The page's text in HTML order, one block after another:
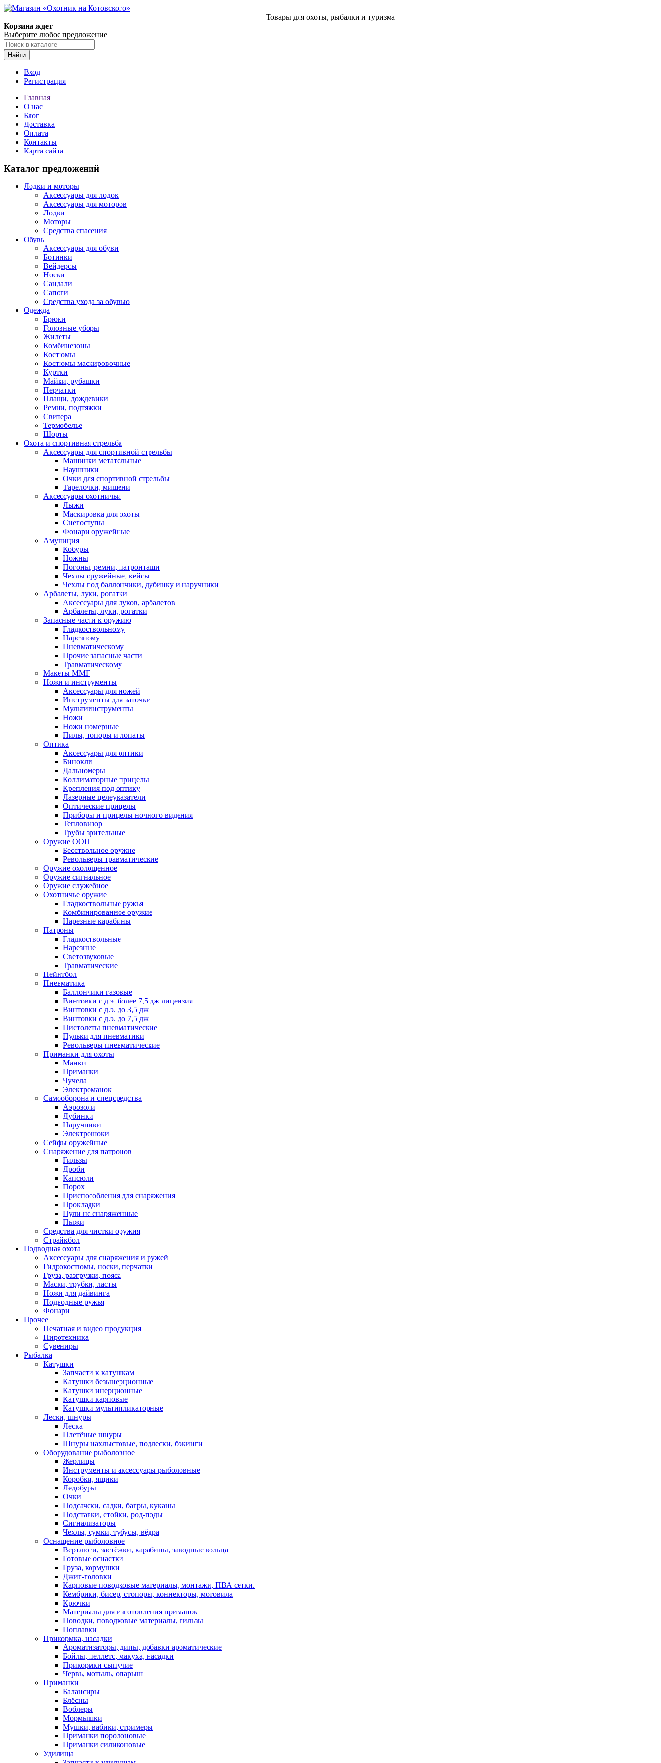
Товары для охоты, рыбалки и туризма
Корзина ждет
Выберите любое предложение
Найти
Вход
Регистрация
Главная
О нас
Блог
Доставка
Оплата
Контакты
Карта сайта
Каталог предложений
Лодки и моторы
Аксессуары для лодок
Аксессуары для моторов
Лодки
Моторы
Средства спасения
Обувь
Аксессуары для обуви
Ботинки
Вейдерсы
Носки
Сандали
Сапоги
Средства ухода за обувью
Одежда
Брюки
Головные уборы
Жилеты
Комбинезоны
Костюмы
Костюмы маскировочные
Куртки
Майки, рубашки
Перчатки
Плащи, дождевики
Ремни, подтяжки
Свитера
Термобелье
Шорты
Охота и спортивная стрельба
Аксессуары для спортивной стрельбы
Машинки метательные
Наушники
Очки для спортивной стрельбы
Тарелочки, мишени
Аксессуары охотничьи
Лыжи
Маскировка для охоты
Снегоступы
Фонари оружейные
Амуниция
Кобуры
Ножны
Погоны, ремни, патронташи
Чехлы оружейные, кейсы
Чехлы под баллончики, дубинку и наручники
Арбалеты, луки, рогатки
Аксессуары для луков, арбалетов
Арбалеты, луки, рогатки
Запасные части к оружию
Гладкоствольному
Нарезному
Пневматическому
Прочие запасные части
Травматическому
Макеты ММГ
Ножи и инструменты
Аксессуары для ножей
Инструменты для заточки
Мультиинструменты
Ножи
Ножи номерные
Пилы, топоры и лопаты
Оптика
Аксессуары для оптики
Бинокли
Дальномеры
Коллиматорные прицелы
Крепления под оптику
Лазерные целеуказатели
Оптические прицелы
Приборы и прицелы ночного видения
Тепловизор
Трубы зрительные
Оружие ООП
Бесствольное оружие
Револьверы травматические
Оружие охолощенное
Оружие сигнальное
Оружие служебное
Охотничье оружие
Гладкоствольные ружья
Комбинированное оружие
Нарезные карабины
Патроны
Гладкоствольные
Нарезные
Светозвуковые
Травматические
Пейнтбол
Пневматика
Баллончики газовые
Винтовки с д.э. более 7,5 дж лицензия
Винтовки с д.э. до 3,5 дж
Винтовки с д.э. до 7,5 дж
Пистолеты пневматические
Пульки для пневматики
Револьверы пневматические
Приманки для охоты
Манки
Приманки
Чучела
Электроманок
Самооборона и спецсредства
Аэрозоли
Дубинки
Наручники
Электрошоки
Сейфы оружейные
Снаряжение для патронов
Гильзы
Дроби
Капсюли
Порох
Приспособления для снаряжения
Прокладки
Пули не снаряженные
Пыжи
Средства для чистки оружия
Страйкбол
Подводная охота
Аксессуары для снаряжения и ружей
Гидрокостюмы, носки, перчатки
Груза, разгрузки, пояса
Маски, трубки, ласты
Ножи для дайвинга
Подводные ружья
Фонари
Прочее
Печатная и видео продукция
Пиротехника
Сувениры
Рыбалка
Катушки
Запчасти к катушкам
Катушки безынерционные
Катушки инерционные
Катушки карповые
Катушки мультипликаторные
Лески, шнуры
Леска
Плетёные шнуры
Шнуры нахлыстовые, подлески, бэкинги
Оборудование рыболовное
Жерлицы
Инструменты и аксессуары рыболовные
Коробки, ящики
Ледобуры
Очки
Подсачеки, садки, багры, куканы
Подставки, стойки, род-поды
Сигнализаторы
Чехлы, сумки, тубусы, вёдра
Оснащение рыболовное
Вертлюги, застёжки, карабины, заводные кольца
Готовые оснастки
Груза, кормушки
Джиг-головки
Карповые поводковые материалы, монтажи, ПВА сетки.
Кембрики, бисер, стопоры, коннекторы, мотовила
Крючки
Материалы для изготовления приманок
Поводки, поводковые материалы, гильзы
Поплавки
Прикормка, насадки
Ароматизаторы, дипы, добавки ароматические
Бойлы, пеллетс, макуха, насадки
Прикормки сыпучие
Червь, мотыль, опарыш
Приманки
Балансиры
Блёсны
Воблеры
Мормышки
Мушки, вабики, стримеры
Приманки поролоновые
Приманки силиконовые
Удилища